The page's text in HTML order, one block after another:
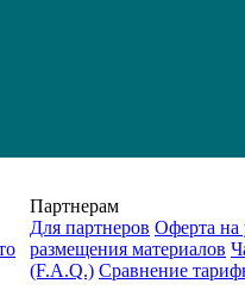
Партнерам
Для партнеров Оферта на
размещения материалов
(F.A.Q.) Cравнение